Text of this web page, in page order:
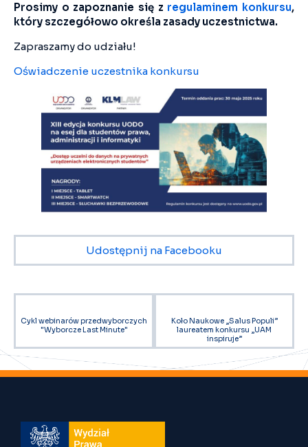
Prosimy o zapoznanie się z regulaminem konkursu,
który szczegółowo określa zasady uczestnictwa.
Zapraszamy do udziału!
Oświadczenie uczestnika konkursu
Udostępnij na Facebooku
Cykl webinarów przedwyborczych
"Wyborcze Last Minute"
Koło Naukowe „Salus Populi”
laureatem konkursu „UAM
inspiruje”